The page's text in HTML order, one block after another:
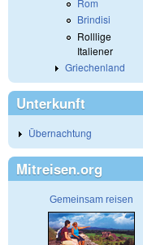
Rom
Brindisi
Rolllige
Italiener
Griechenland
Unterkunft
Übernachtung
Mitreisen.org
Gemeinsam reisen